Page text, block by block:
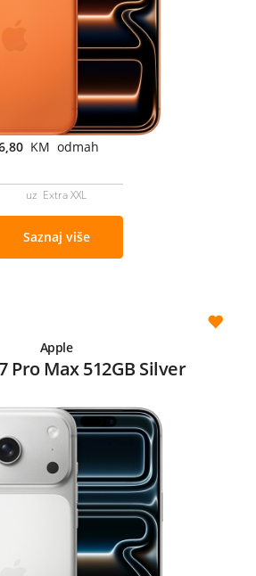
KM odmah
uz Extra XXL
Saznaj više
Apple
Pro Max 512GB Silver